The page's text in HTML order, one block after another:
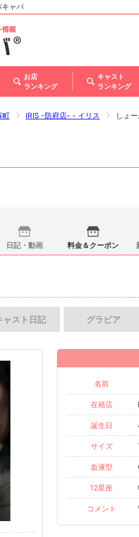
キャバ
お店
ランキング
キャスト
ランキング
町 IRIS -防府店- - イリス しょ
日記・動画 料金＆クーポン
ャスト 日記 グラビア
名前
在籍店
誕生日
サイズ
血液型
12星座
コメント